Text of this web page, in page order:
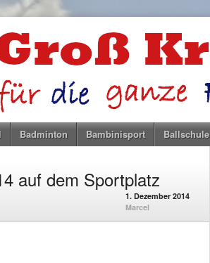
Badminton Bambinisport Ballschule
auf dem Sportplatz
1. Dezember 2014
Marcel